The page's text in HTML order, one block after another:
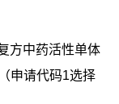
方中药活性单体
申请代码1选择